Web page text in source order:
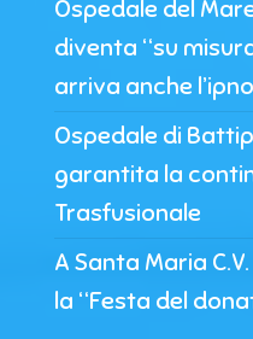
Ospedale del
diventa “su
arriva anche
Ospedale di
garantita la
Trasfusionale
A Santa Maria
la “Festa del